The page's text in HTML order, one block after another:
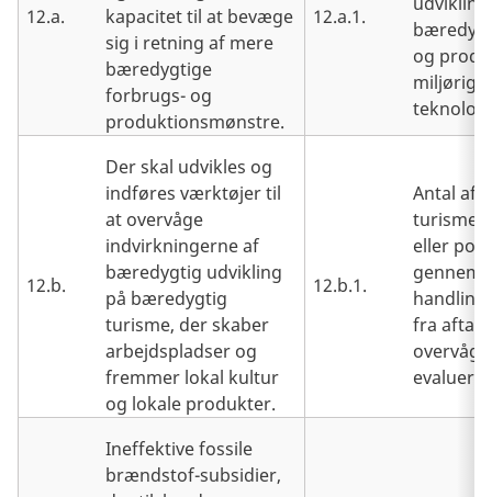
12.a.
kapacitet til at bevæge
sig i retning af mere
bæredygtige
forbrugs- og
produktionsmønstre.
12.a.1.
og
12.b.
Der skal udvikles og
indføres værktøjer til
at overvåge
indvirkningerne af
bæredygtig udvikling
på bæredygtig
turisme, der skaber
arbejdspladser og
fremmer lokal kultur
og lokale produkter.
12.b.1.
Antal af
turisme-
eller
fra
Ineffektive fossile
brændstof-subsidier,